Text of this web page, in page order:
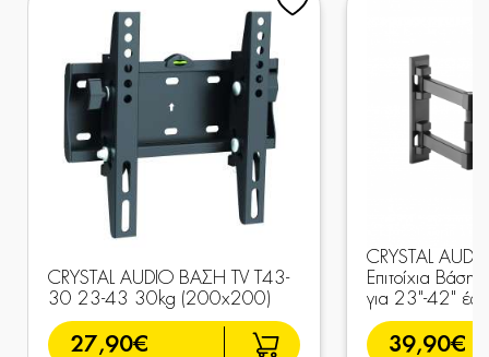
CRYSTAL AUDIO ΒΑΣΗ TV T43-
30 23-43 30kg (200x200)
27,90€
CRYSTAL
Επιτοίχια Βάση
για 23"-42"
39,90€